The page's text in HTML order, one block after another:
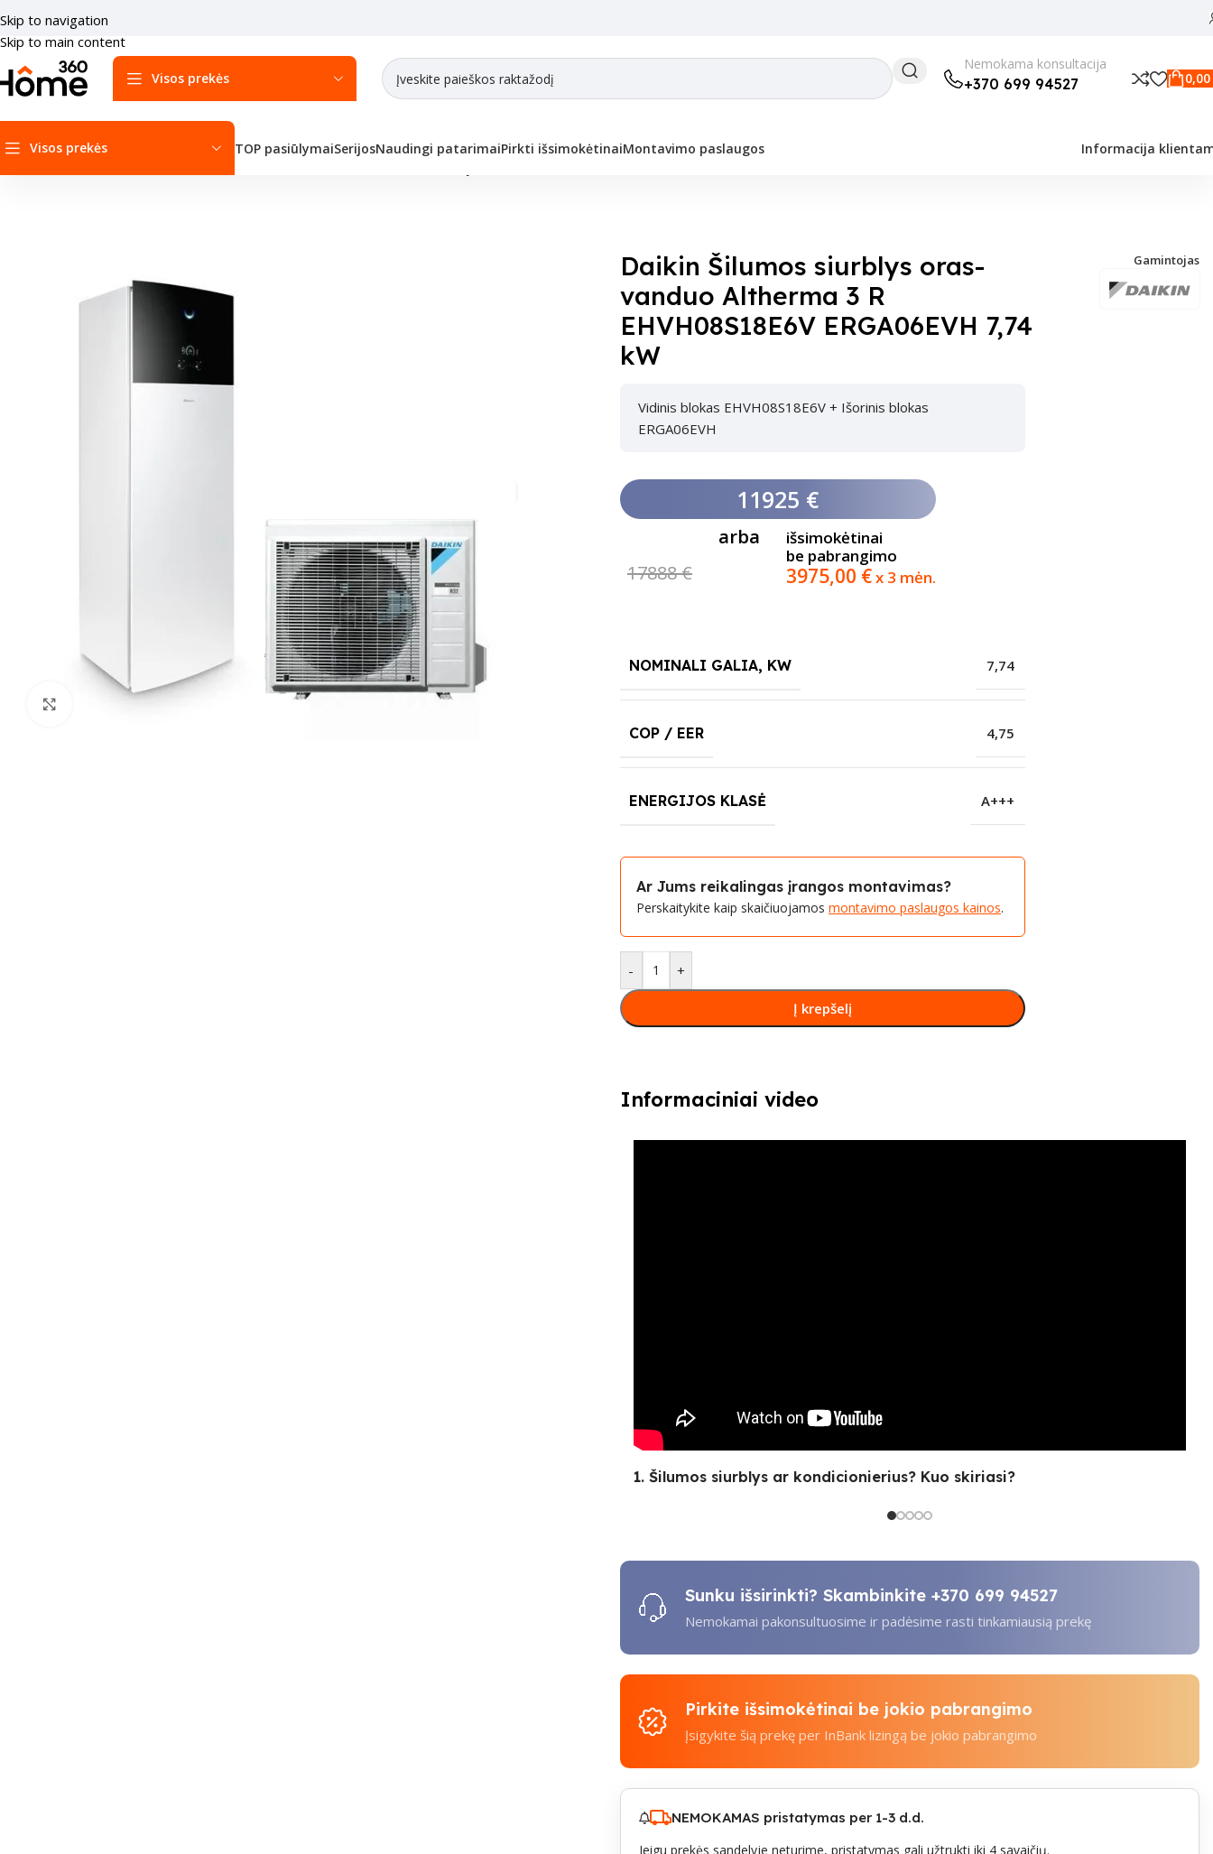
Skip to navigation
Skip to main content
Visos prekės
Nemokama konsultacija
+370 699 94527 0,00
Visos prekės TOP pasiūlymaiSerijosNaudingi patarimaiPirkti išsimokėtinaiMontavimo paslaugos Informacija
Paspauskite čia, kad padidinti
Daikin Šilumos siurblys oras-
vanduo Altherma 3 R
EHVH08S18E6V ERGA06EVH 7,74
kW
Gamintojas
Vidinis blokas EHVH08S18E6V + Išorinis blokas
ERGA06EVH
11925 €
17888 €
arba
išsimokėtinai
be pabrangimo
3975,00 €x 3 mėn.
NOMINALI GALIA, KW 7,74
COP / EER 4,75
ENERGIJOS KLASĖ A+++
Ar Jums reikalingas įrangos montavimas?
Perskaitykite kaip skaičiuojamos montavimo paslaugos kainos.
- +
Į krepšelį
Informaciniai video
1. Šilumos siurblys ar kondicionierius? Kuo skiriasi?
Sunku išsirinkti? Skambinkite +370 699 94527
Nemokamai pakonsultuosime ir padėsime rasti tinkamiausią prekę
Pirkite išsimokėtinai be jokio pabrangimo
Įsigykite šią prekę per InBank lizingą be jokio pabrangimo
NEMOKAMAS pristatymas per 1-3 d.d.
Jeigu prekės sandelyje neturime, pristatymas gali užtrukti iki 4 savaičių.